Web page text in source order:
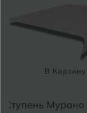
В Корзину
Ступень Мурано